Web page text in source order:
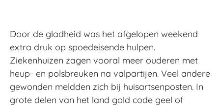
Door de gladheid was het afgelopen weekend
extra druk op spoedeisende hulpen.
Ziekenhuizen zagen vooral meer ouderen met
heup- en polsbreuken na valpartijen. Veel andere
gewonden meldden zich bij huisartsenposten. In
grote delen van het land gold code geel of